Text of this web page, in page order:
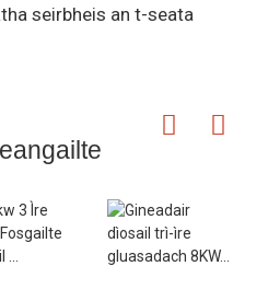
seirbheis an t-seata